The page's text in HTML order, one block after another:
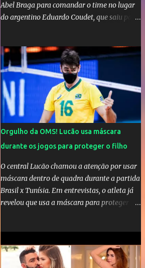
Abel Braga para comandar o time no lugar
do argentino Eduardo Coudet, que saiu para
Orgulho da OMS! Lucão usa máscara
durante os jogos para proteger o filho
O central Lucão chamou a atenção por usar
máscara dentro de quadra durante a partida
Brasil x Tunísia. Em entrevistas, o atleta já
revelou que usa a máscara para proteger seu
da OMS! Lucão usa máscara durante os
jogos para proteger o filho Brasil goleia a